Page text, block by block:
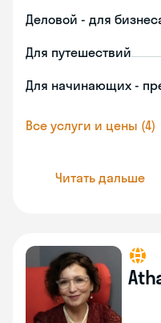
Деловой - для
Для путешествий
Для начинающих -
Все услуги и цены (4)
Читать дальше